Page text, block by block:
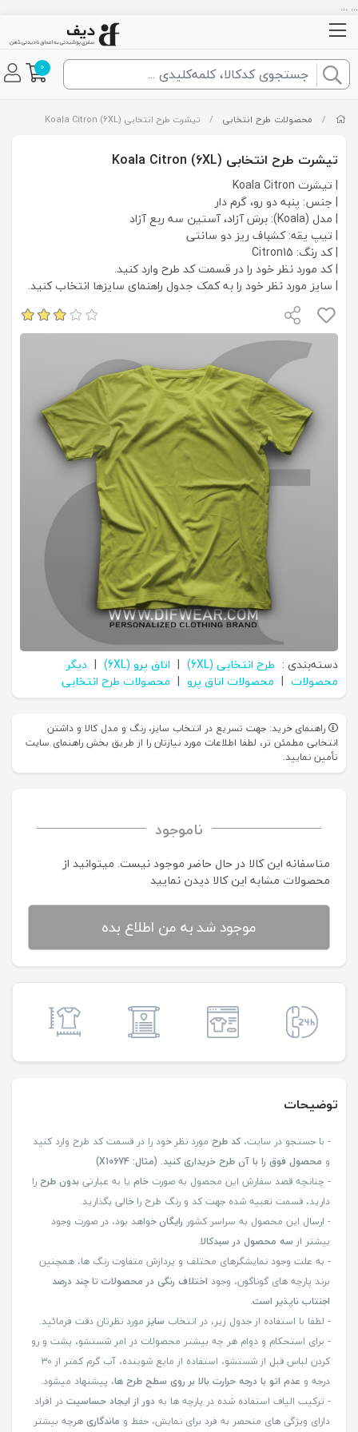
... ...
0
/ محصولات طرح انتخابی / تیشرت طرح انتخابی Koala Citron (6XL)
تیشرت طرح انتخابی Koala Citron (6XL)
| تیشرت Koala Citron
| جنس: پنبه دو رو، گرم دار
| مدل (Koala): برش آزاد، آستین سه ربع آزاد
| تیپ یقه: کشباف ریز دو سانتی
| کد رنگ: Citron15
| کد مورد نظر خود را در قسمت کد طرح وارد کنید.
| سایز مورد نظر خود را به کمک جدول راهنمای سایزها انتخاب کنید.
دسته‌بندی : طرح انتخابی (6XL) | اتاق پرو (6XL) | دیگر
محصولات | محصولات اتاق پرو | محصولات طرح انتخابی
راهنمای خرید: جهت تسریع در انتخاب سایز، رنگ و مدل کالا و داشتن
انتخابی مطمئن تر، لطفا اطلاعات مورد نیازتان را از طریق بخش راهنمای سایت
تأمین نمایید.
ناموجود
متاسفانه این کالا در حال حاضر موجود نیست. می‍توانید از
محصولات مشابه این کالا دیدن نمایید
موجود شد به من اطلاع بده
توضیحات
- با جستجو در سایت، کد طرح مورد نظر خود را در قسمت کد طرح وارد کنید
و محصول فوق را با آن طرح خریداری کنید. (مثال: X10674)
- چنانچه قصد سفارش این محصول به صورت خام یا به عبارتیبدون طرحرا
دارید، قسمت تعبیه شده جهت کد و رنگ طرح را خالی بگذارید.
- ارسال این محصول به سراسر کشور رایگانخواهد بود، در صورت وجود
بیشتر از سه محصول در سبدکالا.
- به علت وجود نمایشگرهای مختلف و پردازش متفاوت رنگ ها، همچنین
برند پارچه های گوناگون، وجود اختلاف رنگی در محصولات تا چند درصد
اجنتاب ناپذیر است.
- لطفا با استفاده از جدول زیر، در انتخاب سایز مورد نظرتان دقت فرمائید.
- برای استحکام و دوام هر چه بیشتر محصولات در امر شستشو، پشت و رو
کردن لباس قبل از شستشو، استفاده از مایع شوینده، آب گرم کمتر از ۳۰
درجه و عدم اتو با درجه حرارت بالا بر روی سطح طرح ها، پیشنهاد میشود.
- ترکیب الیاف استفاده شده در پارچه ها بهدور از ایجاد حساسیتدر افراد
دارای ویژگی های منحصر به فرد برای نمایش، حفظ و ماندگاریهرچه بیشتر